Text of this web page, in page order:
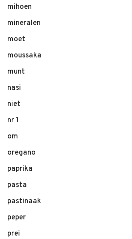
mihoen
mineralen
moet
moussaka
munt
nasi
niet
nr 1
om
oregano
paprika
pasta
pastinaak
peper
prei